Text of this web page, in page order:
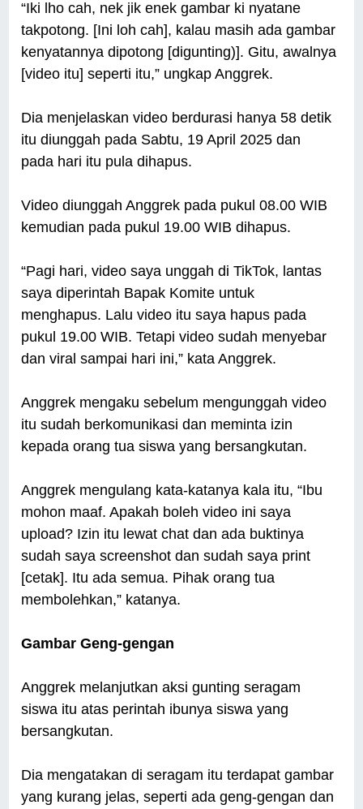
“Iki lho cah, nek jik enek gambar ki nyatane
takpotong. [Ini loh cah], kalau masih ada gambar
kenyatannya dipotong [digunting)]. Gitu, awalnya
[video itu] seperti itu,” ungkap Anggrek.
Dia menjelaskan video berdurasi hanya 58 detik
itu diunggah pada Sabtu, 19 April 2025 dan
pada hari itu pula dihapus.
Video diunggah Anggrek pada pukul 08.00 WIB
kemudian pada pukul 19.00 WIB dihapus.
“Pagi hari, video saya unggah di TikTok, lantas
saya diperintah Bapak Komite untuk
menghapus. Lalu video itu saya hapus pada
pukul 19.00 WIB. Tetapi video sudah menyebar
dan viral sampai hari ini,” kata Anggrek.
Anggrek mengaku sebelum mengunggah video
itu sudah berkomunikasi dan meminta izin
kepada orang tua siswa yang bersangkutan.
Anggrek mengulang kata-katanya kala itu, “Ibu
mohon maaf. Apakah boleh video ini saya
upload? Izin itu lewat chat dan ada buktinya
sudah saya screenshot dan sudah saya print
[cetak]. Itu ada semua. Pihak orang tua
membolehkan,” katanya.
Gambar Geng-gengan
Anggrek melanjutkan aksi gunting seragam
siswa itu atas perintah ibunya siswa yang
bersangkutan.
Dia mengatakan di seragam itu terdapat gambar
yang kurang jelas, seperti ada geng-gengan dan